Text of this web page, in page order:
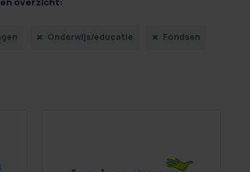
Onderwijs/educatie Fondsen